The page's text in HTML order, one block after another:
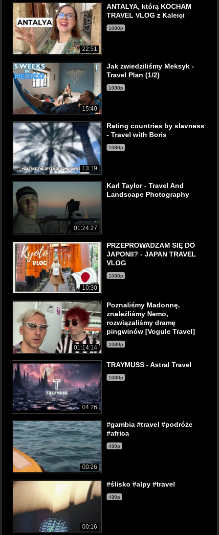
22:51
ANTALYA, którą KOCHAM
TRAVEL VLOG z Kaleiçi
1080p
15:40
Jak zwiedziliśmy Meksyk -
Travel Plan (1/2)
1080p
13:19
Rating countries by slavness
- Travel with Boris
1080p
01:24:27
Karl Taylor - Travel And
Landscape Photography
10:30
PRZEPROWADZAM SIĘ DO
JAPONII? - JAPAN TRAVEL
VLOG
1080p
01:14:14
Poznaliśmy Madonnę,
znaleźliśmy Nemo,
rozwiązaliśmy dramę
pingwinów [Vogule Travel]
1080p
04:26
TRAYMUSS - Astral Travel
1080p
00:26
#gambia #travel #podróże
#africa
480p
00:16
#ślisko #alpy #travel
480p